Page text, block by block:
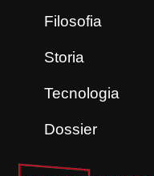
Filosofia
Storia
Tecnologia
Dossier